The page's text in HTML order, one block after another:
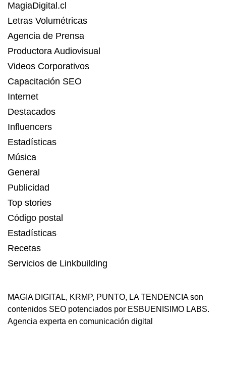
MagiaDigital.cl
Letras Volumétricas
Agencia de Prensa
Productora Audiovisual
Videos Corporativos
Capacitación SEO
Internet
Destacados
Influencers
Estadísticas
Música
General
Publicidad
Top stories
Código postal
Estadísticas
Recetas
Servicios de Linkbuilding
MAGIA DIGITAL, KRMP, PUNTO, LA TENDENCIAson
contenidos SEO potenciados por ESBUENISIMO LABS.
Agencia experta en comunicación digital